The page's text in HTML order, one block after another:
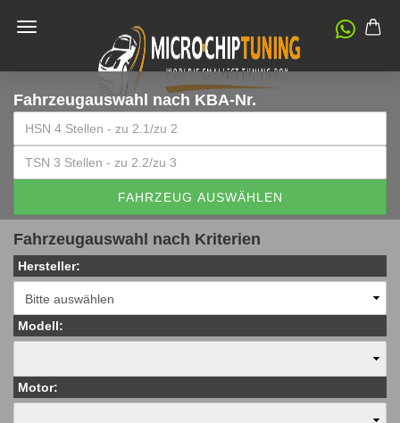
Fahrzeugauswahl nach KBA-Nr.
FAHRZEUG AUSWÄHLEN
Fahrzeugauswahl nach Kriterien
Hersteller:
Modell:
Motor: